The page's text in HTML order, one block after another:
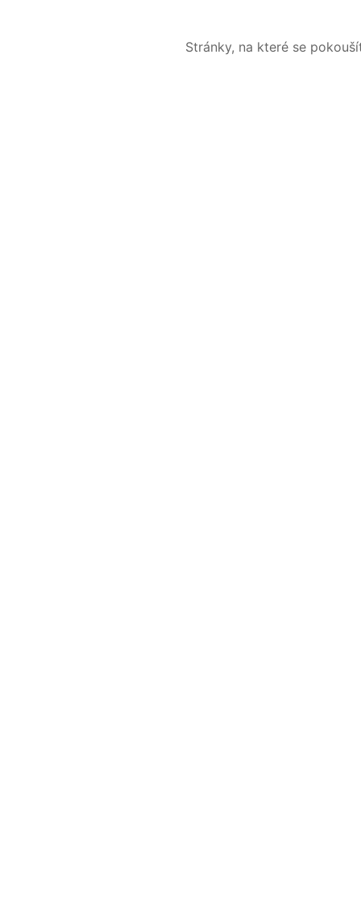
Stránky, na které se